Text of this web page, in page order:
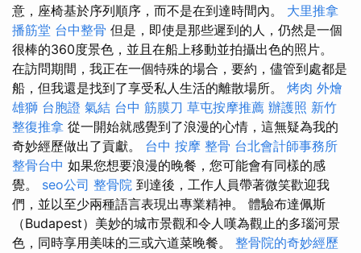
意，座椅基於序列順序，而不是在到達時間內。 大里推拿
播筋堂 台中整骨 但是，即使是那些遲到的人，仍然是一個
很棒的360度景色，並且在船上移動並拍攝出色的照片。
在訪問期間，我正在一個特殊的場合，要約，儘管到處都是
船，但我還是找到了享受私人生活的離散場所。 烤肉 外燴
雄獅 台胞證 氣結 台中 筋膜刀 草屯按摩推薦 辦護照 新竹
整復推拿 從一開始就感覺到了浪漫的心情，這無疑為我的
奇妙經歷做出了貢獻。 台中 按摩 整骨 台北會計師事務所
整骨台中 如果您想要浪漫的晚餐，您可能會有同樣的感
覺。 seo公司 整骨院 到達後，工作人員帶著微笑歡迎我
們，並以至少兩種語言表現出專業精神。 體驗布達佩斯
（Budapest）美妙的城市景觀和令人嘆為觀止的多瑙河景
色，同時享用美味的三或六道菜晚餐。 整骨院的奇妙經歷